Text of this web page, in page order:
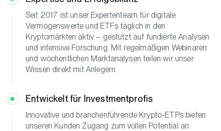
Seit 2017 ist unser Expertenteam für digitale
Vermögenswerte und ETFs täglich in den
Kryptomärkten aktiv – gestützt auf fundierte Analysen
und intensive Forschung. Mit regelmäßigen Webinaren
und wöchentlichen Marktanalysen teilen wir unser
Wissen direkt mit Anlegern.
Entwickelt für Investmentprofis
Innovative und branchenführende Krypto-ETPs bieten
unseren Kunden Zugang zum vollen Potential an